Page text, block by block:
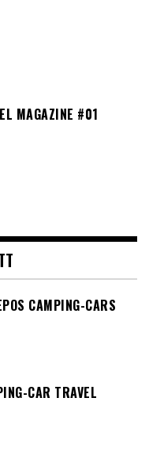
MAGAZINE #01
CAMPING-CARS
CAR TRAVEL